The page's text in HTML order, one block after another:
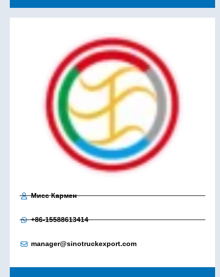
Мисс Кармен
+86-15588613414
manager@sinotruckexport.com